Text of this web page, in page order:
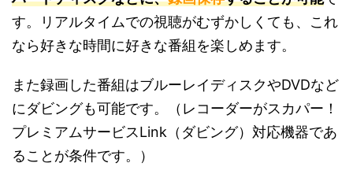
す。リアルタイムでの視聴がむずかしくても、これ
なら好きな時間に好きな番組を楽しめます。
また録画した番組はブルーレイディスクやDVDなど
にダビングも可能です。（レコーダーがスカパー！
プレミアムサービスLink（ダビング）対応機器であ
ることが条件です。）